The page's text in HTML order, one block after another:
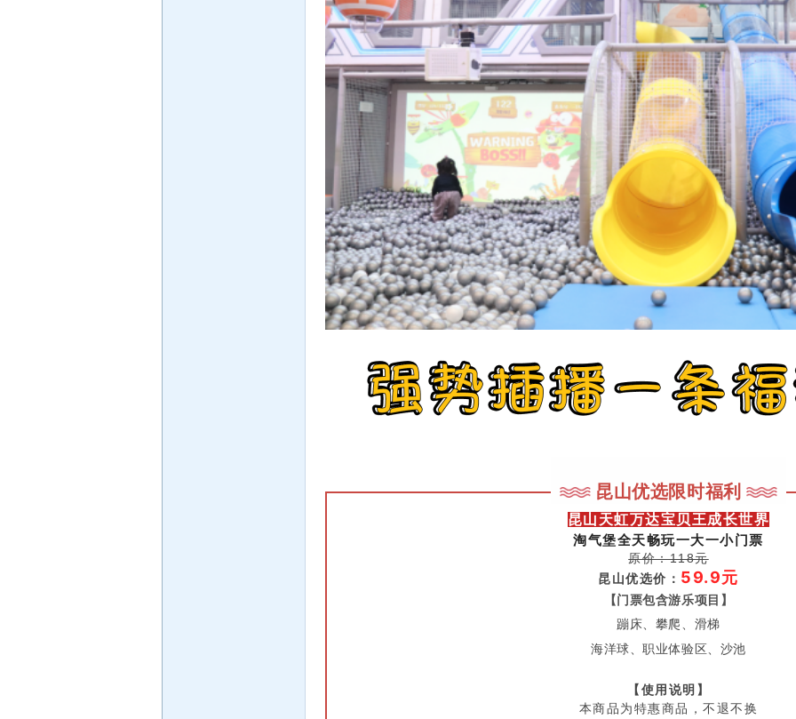
昆山优选限时福利
昆山天虹万达宝贝王成长世界
淘气堡全天畅玩一大一小门票
原价：118元
昆山优选价 ： 59.9元
【门票包含游乐项目】
蹦床、攀爬、滑梯
海洋球、职业体验区、沙池
【使用说明】
本商品为特惠商品，不退不换